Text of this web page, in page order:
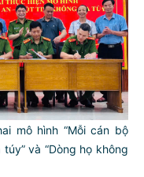
mô hình “Mỗi cán bộ
và “Dòng họ không